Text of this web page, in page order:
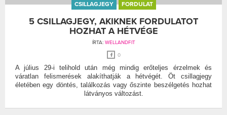
CSILLAGJEGY FORDULAT
5 CSILLAGJEGY, AKIKNEK FORDULATOT
HOZHAT A HÉTVÉGE
ÍRTA: WELLANDFIT
0
A július 29-i telihold után még mindig erőteljes érzelmek és
váratlan felismerések alakíthatják a hétvégét. Öt csillagjegy
életében egy döntés, találkozás vagy őszinte beszélgetés hozhat
látványos változást.